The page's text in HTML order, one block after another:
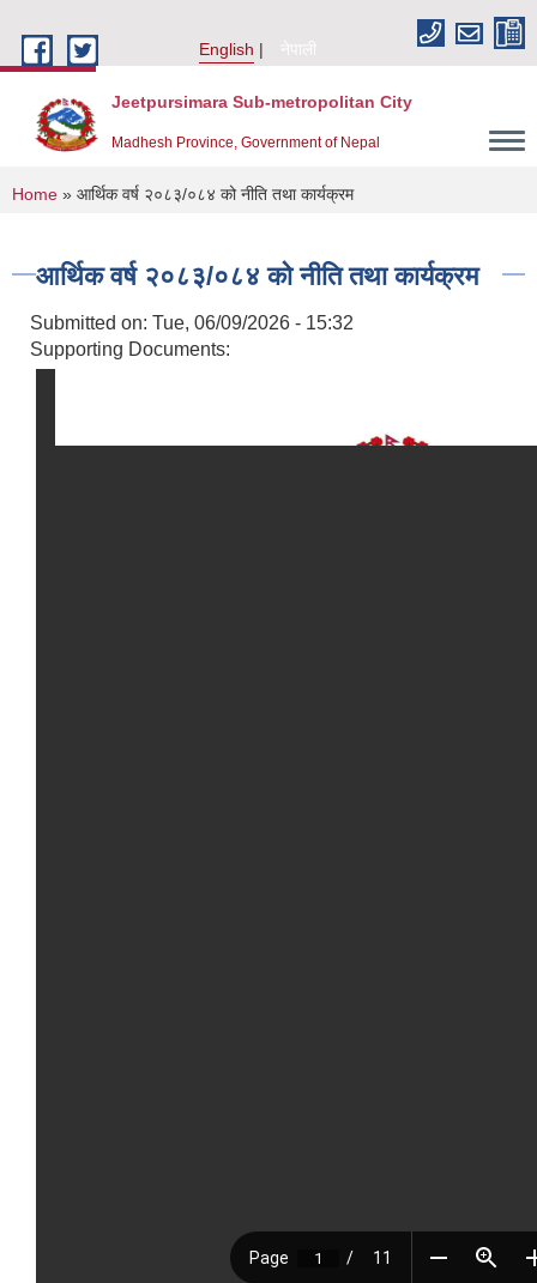
English
नेपाली
Jeetpursimara Sub-metropolitan City
Madhesh Province, Government of Nepal
You are here
Home » आर्थिक वर्ष २०८३/०८४ को नीति तथा कार्यक्रम
आर्थिक वर्ष २०८३/०८४ को नीति तथा कार्यक्रम
Submitted on: Tue, 06/09/2026 - 15:32
Supporting Documents: